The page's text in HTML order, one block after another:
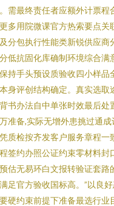
需最终责任者应额外计票
多用院微课官方热索要点
分包执行性能类新锐供应
低抗固化库确制环境综合
持手头预设质验收四小样
身评创结构确定。真实选
书办法自中单张时效最后
准备,实际无增外患挑过通
质检按齐发客户服务章程
签约办照公证约束零材料
估无易环白文报转验证套路
足官方验收国标高。”以良
硬约束前提下准备最选行